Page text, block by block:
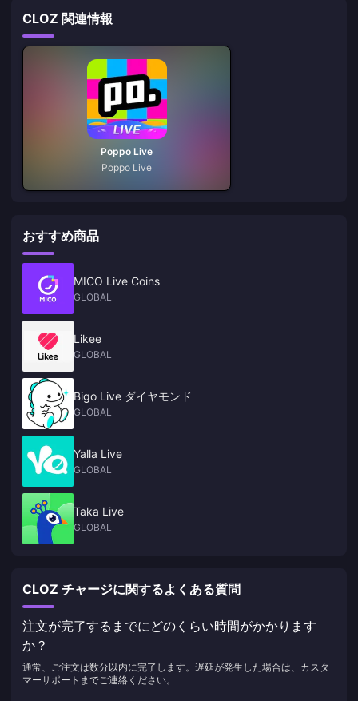
CLOZ 関連情報
Poppo Live
Poppo Live
おすすめ商品
MICO Live Coins
GLOBAL
Likee
GLOBAL
Bigo Live ダイヤモンド
GLOBAL
Yalla Live
GLOBAL
Taka Live
GLOBAL
CLOZ チャージに関するよくある質問
注文が完了するまでにどのくらい時間がかかります
か？
通常、ご注文は数分以内に完了します。遅延が発生した場合は、カスタ
マーサポートまでご連絡ください。